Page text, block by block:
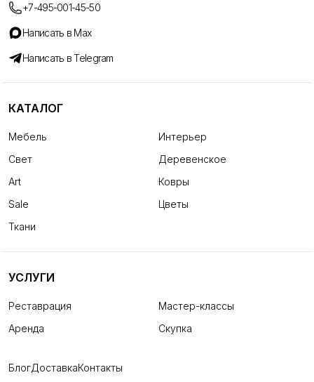
+7-495-001-45-50
Написать в Max
Написать в Telegram
КАТАЛОГ
Мебель
Интерьер
Свет
Деревенское
Art
Ковры
Sale
Цветы
Ткани
УСЛУГИ
Реставрация
Мастер-классы
Аренда
Скупка
БлогДоставкаКонтакты